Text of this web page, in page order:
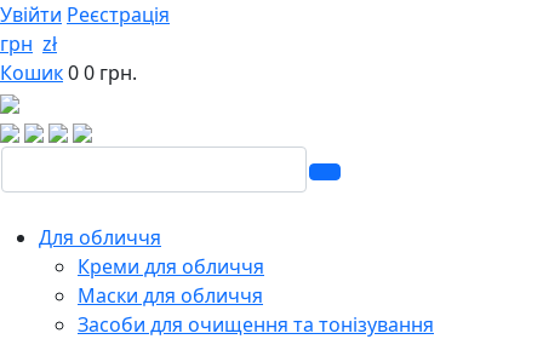
Увійти Реєстрація
грн zł
Кошик00 грн.
Для обличчя
Креми для обличчя
Маски для обличчя
Засоби для очищення та тонізування